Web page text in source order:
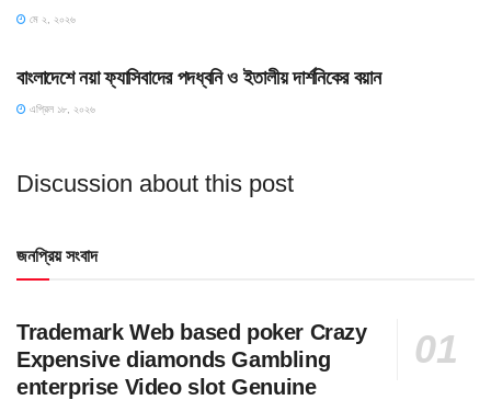
মে ২, ২০২৬
বাংলাদেশে নয়া ফ্যাসিবাদের পদধ্বনি ও ইতালীয় দার্শনিকের বয়ান
এপ্রিল ১৮, ২০২৬
Discussion about this post
জনপ্রিয় সংবাদ
Trademark Web based poker Crazy
Expensive diamonds Gambling
enterprise Video slot Genuine